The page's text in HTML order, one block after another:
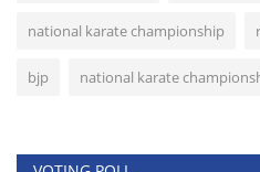
national karate championship
bjp national karate